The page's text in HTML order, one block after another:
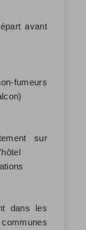
avant
fumeurs
sur
dans les